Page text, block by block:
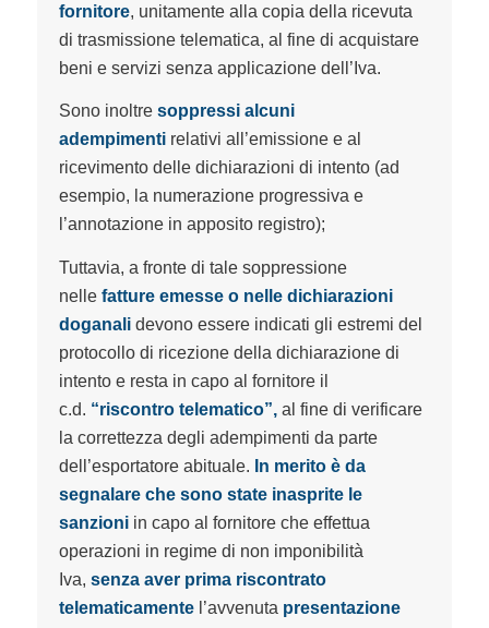
fornitore, unitamente alla copia della ricevuta
di trasmissione telematica, al fine di acquistare
beni e servizi senza applicazione dell’Iva.
Sono inoltre soppressi alcuni
adempimentirelativi all’emissione e al
ricevimento delle dichiarazioni di intento (ad
esempio, la numerazione progressiva e
l’annotazione in apposito registro);
Tuttavia, a fronte di tale soppressione
nelle fatture emesse o nelle dichiarazioni
doganalidevono essere indicati gli estremi del
protocollo di ricezione della dichiarazione di
intento e resta in capo al fornitore il
c.d. “riscontro telematico”,al fine di verificare
la correttezza degli adempimenti da parte
dell’esportatore abituale. In merito è da
segnalare che sono state inasprite le
sanzioniin capo al fornitore che effettua
operazioni in regime di non imponibilità
Iva, senza aver prima riscontrato
telematicamentel’avvenuta presentazione